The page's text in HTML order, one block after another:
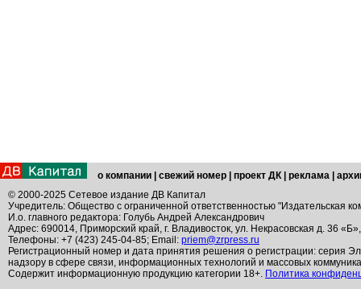
о компании свежий номер проект ДК реклама
© 2000-2025 Сетевое издание ДВ Капитал
Учредитель: Общество с ограниченной ответственностью "Издательская
И.о. главного редактора: Голубь Андрей Александрович
Адрес: 690014, Приморский край, г. Владивосток, ул. Некрасовская д. 36
Телефоны: +7 (423) 245-04-85; Email: priem@zrpress.ru
Регистрационный номер и дата принятия решения о регистрации: серия
надзору в сфере связи, информационных технологий и массовых
Содержит информационную продукцию категории 18+. Политика